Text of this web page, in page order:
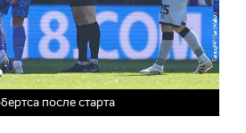
после старта